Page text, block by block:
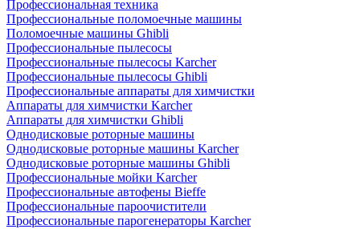
Профессиональная техника
Профессиональные поломоечные машины
Поломоечные машины Ghibli
Профессиональные пылесосы
Профессиональные пылесосы Karcher
Профессиональные пылесосы Ghibli
Профессиональные аппараты для химчистки
Аппараты для химчистки Karcher
Аппараты для химчистки Ghibli
Однодисковые роторные машины
Однодисковые роторные машины Karcher
Однодисковые роторные машины Ghibli
Профессиональные мойки Karcher
Профессиональные автофены Bieffe
Профессиональные пароочистители
Профессиональные парогенераторы Karcher